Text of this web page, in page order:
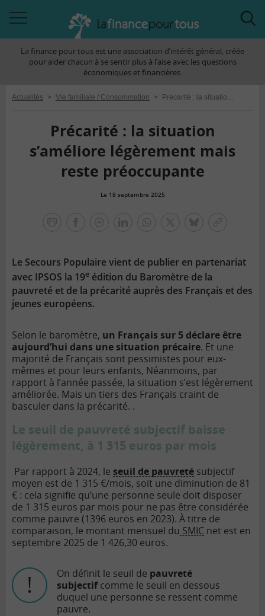
àLa finance pour tous est une association d’intérêt général, créée
pour aider chacun à se sentir plus à l’aise avec les questions
économiques et financières.
Actualités > Vie familiale / Consommation > Précarité : la situation s’améliore légèrement mais reste préoccupante
Précarité : la situation
s’améliore légèrement mais
reste préoccupante
Le 18 septembre 2025
Le Secours Populaire vient de publier en partenariat
avec IPSOS la 19e édition du Baromètre de la
pauvreté et de la précarité auprès des Français et des
jeunes européens.
Selon le baromètre, un Français sur 5 déclare être
aujourd’hui dans une situation précaire. Et une
majorité de Français sont pessimistes pour eux-
mêmes et pour leurs enfants, Néanmoins, par
rapport à l’année passée, la situation s’est légèrement
améliorée. Mais un tiers des Français craint de
basculer dans la précarité. .
Le seuil de pauvreté subjectif baisse
légèrement, à 1 315 euros par mois
Par rapport à 2024, le seuil de pauvreté subjectif
moyen est de 1 315 €/mois, soit une diminution de 81
€ : cela signifie qu’une personne seule doit disposer
de 1 315 euros par mois pour ne pas être considérée
comme pauvre (1396 euros en 2023). À titre de
comparaison, le montant mensuel du SMIC net est en
septembre 2025 de 1 426,30 euros.
On définit le seuil de pauvreté
subjectifcomme le seuil en dessous
duquel une personne se ressent comme
pauvre.